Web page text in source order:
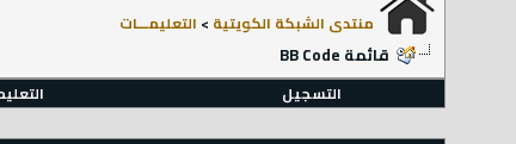
منتدى الشبكة الكويتية > التعليمـــات
قائمة BB Code
التسجيل